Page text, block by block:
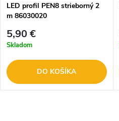
LED profil PEN8 strieborný 2
m 86030020
5,90 €
Skladom
DO KOŠÍKA